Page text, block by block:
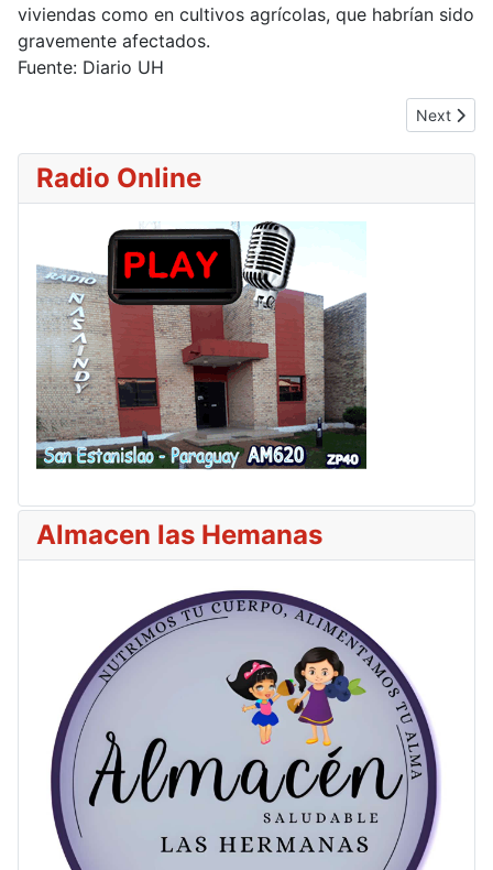
viviendas como en cultivos agrícolas, que habrían sido
gravemente afectados.
Fuente: Diario UH
Next
Next
Radio Online
Almacen las Hemanas